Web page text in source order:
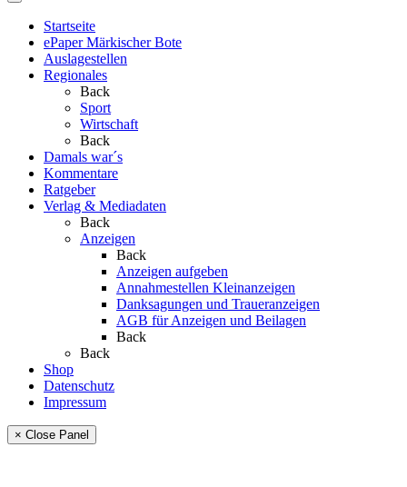
Startseite
ePaper Märkischer Bote
Auslagestellen
Regionales
Back
Sport
Wirtschaft
Back
Damals war´s
Kommentare
Ratgeber
Verlag & Mediadaten
Back
Anzeigen
Back
Anzeigen aufgeben
Annahmestellen Kleinanzeigen
Danksagungen und Traueranzeigen
AGB für Anzeigen und Beilagen
Back
Back
Shop
Datenschutz
Impressum
× Close Panel